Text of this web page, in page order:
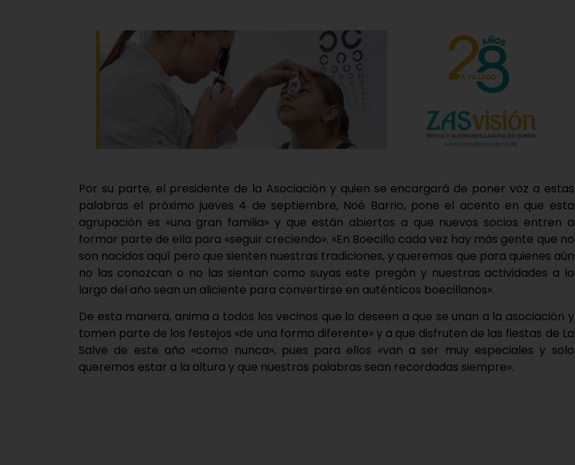
Por su parte, el presidente de la Asociación y quien se encargará de poner voz a estas
palabras el próximo jueves 4 de septiembre, Noé Barrio, pone el acento en que esta
agrupación es «una gran familia» y que están abiertos a que nuevos socios entren a
formar parte de ella para «seguir creciendo». «En Boecillo cada vez hay más gente que no
son nacidos aquí pero que sienten nuestras tradiciones, y queremos que para quienes aún
no las conozcan o no las sientan como suyas este pregón y nuestras actividades a lo
largo del año sean un aliciente para convertirse en auténticos boecillanos».
De esta manera, anima a todos los vecinos que lo deseen a que se unan a la asociación y
tomen parte de los festejos «de una forma diferente» y a que disfruten de las fiestas de La
Salve de este año «como nunca», pues para ellos «van a ser muy especiales y solo
queremos estar a la altura y que nuestras palabras sean recordadas siempre».